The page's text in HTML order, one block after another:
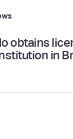
obtains
in